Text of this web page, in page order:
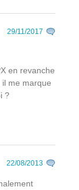
29/11/2017
en revanche
me marque
?
22/08/2013